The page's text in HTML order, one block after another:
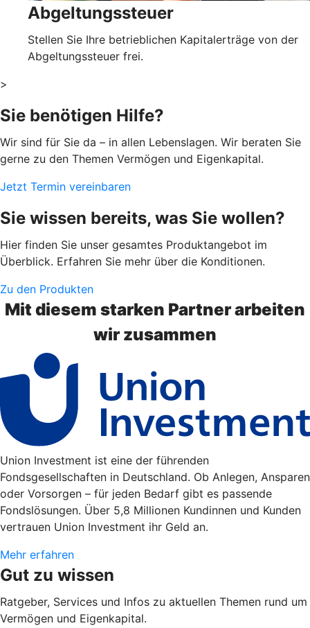
Abgeltungssteuer
Stellen Sie Ihre betrieblichen Kapitalerträge von der
Abgeltungssteuer frei.
>
Sie benötigen Hilfe?
Wir sind für Sie da – in allen Lebenslagen. Wir beraten Sie
gerne zu den Themen Vermögen und Eigenkapital.
Jetzt Termin vereinbaren
Sie wissen bereits, was Sie wollen?
Hier finden Sie unser gesamtes Produktangebot im
Überblick. Erfahren Sie mehr über die Konditionen.
Zu den Produkten
Mit diesem starken Partner arbeiten
wir zusammen
Union Investment ist eine der führenden
Fondsgesellschaften in Deutschland. Ob Anlegen, Ansparen
oder Vorsorgen – für jeden Bedarf gibt es passende
Fondslösungen. Über 5,8 Millionen Kundinnen und Kunden
vertrauen Union Investment ihr Geld an.
Mehr erfahren
Gut zu wissen
Ratgeber, Services und Infos zu aktuellen Themen rund um
Vermögen und Eigenkapital.